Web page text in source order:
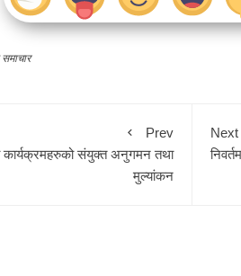
Prev
कार्यक्रमहरुको संयुक्त अनुगमन तथा
मुल्यांकन
Next